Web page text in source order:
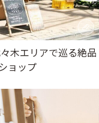
木エリアで巡る絶品
ョップ